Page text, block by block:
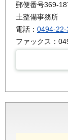
郵便番号369-
土整備事務所
電話： 0494-22-
ファックス：